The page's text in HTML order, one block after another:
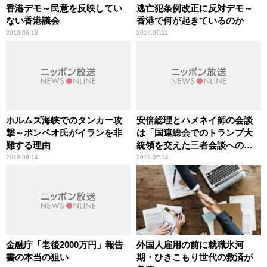
香港デモ～民意を反映してい
ない香港議会
2019.06.13
逃亡犯条例改正に反対デモ～
香港で何が起きているのか
2019.06.11
ホルムズ海峡でのタンカー攻
撃～ポンペオ氏がイランを非
難する理由
2019.06.14
安倍総理とハメネイ師の会談
は「国連総会でのトランプ大
統領を交えた三者会談への模
索」
2019.06.14
金融庁「老後2000万円」報告
書の本当の狙い
外国人雇用の前に就職氷河
期・ひきこもり世代の救済が